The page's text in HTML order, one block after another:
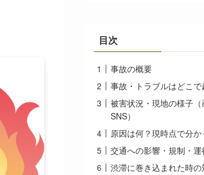
目次
事故の概要
事故・トラブルはどこで
被害状況・現地の様子（
SNS）
原因は何？現時点で分か
交通への影響・規制・運
渋滞に巻き込まれた時